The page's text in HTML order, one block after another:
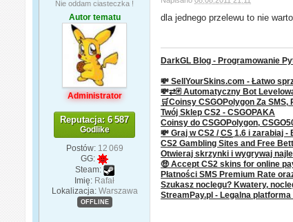
Nie oddam ciasteczka !
Autor tematu
Administrator
Reputacja: 6 587
Godlike
Postów: 12 069
GG:
Steam:
Imię: Rafał
Lokalizacja: Warszawa
OFFLINE
dla jednego przelewu to nie
DarkGL Blog - Programowanie
💸 SellYourSkins.com - Łatwo
💸⇄🃏 Automatyczny Bot
🛒Coinsy CSGOPolygon Za SMS,
Twój Sklep CS2 - CSGOPAKA
Coinsy do CSGOPolygon,
💸 Graj w CS2 /CS 1.6 i zarabiaj -
CS2 Gambling Sites and Free
Otwieraj skrzynki i wygrywaj
🤑 Accept CS2 skins for online
Płatności SMS Premium Rate
Szukasz noclegu? Kwatery,
StreamPay.pl - Legalna